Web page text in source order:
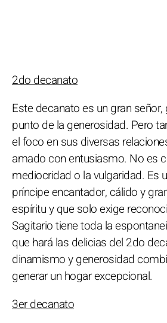
2do decanato
Este decanato es un gran
punto de la generosidad. Pero
el foco en sus diversas
amado con entusiasmo. No es
mediocridad o la vulgaridad. Es
príncipe encantador, cálido y
espíritu y que solo exige
Sagitario tiene toda la
que hará las delicias del 2do
dinamismo y generosidad
generar un hogar excepcional.
3er decanato